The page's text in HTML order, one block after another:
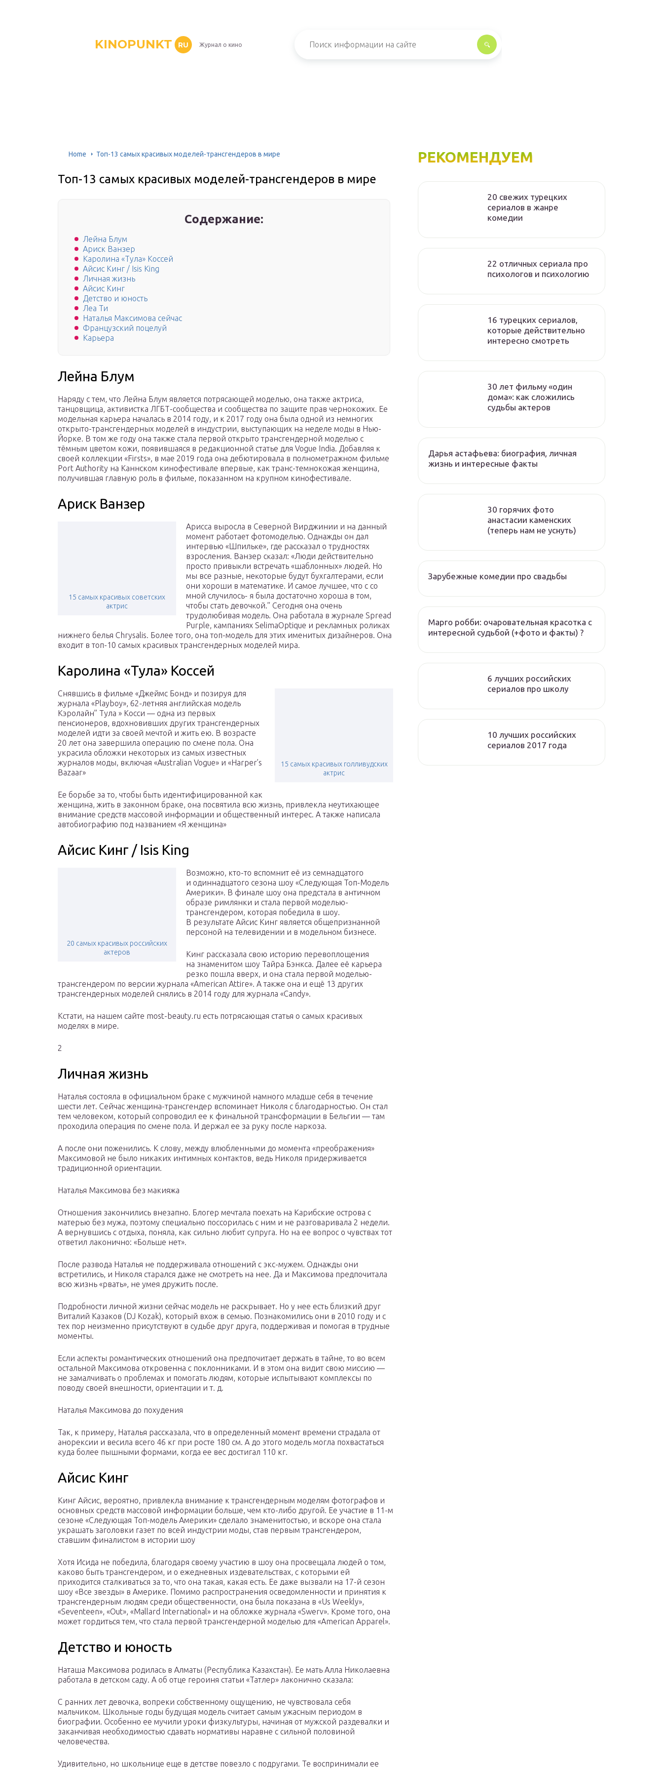
KINOPUNKT RU Журнал о кино
Home Топ-13 самых красивых моделей-трансгендеров в мире
Топ-13 самых красивых моделей-трансгендеров в мире
Содержание:
Лейна Блум
Ариск Ванзер
Каролина «Тула» Коссей
Айсис Кинг / Isis King
Личная жизнь
Айсис Кинг
Детство и юность
Леа Ти
Наталья Максимова сейчас
Французский поцелуй
Карьера
Лейна Блум
Наряду с тем, что Лейна Блум является потрясающей моделью, она также актриса,
танцовщица, активистка ЛГБТ-сообщества и сообщества по защите прав чернокожих. Ее
модельная карьера началась в 2014 году, и к 2017 году она была одной из немногих
открыто-трансгендерных моделей в индустрии, выступающих на неделе моды в Нью-
Йорке. В том же году она также стала первой открыто трансгендерной моделью с
тёмным цветом кожи, появившаяся в редакционной статье для Vogue India. Добавляя к
своей коллекции «Firsts», в мае 2019 года она дебютировала в полнометражном фильме
Port Authority на Каннском кинофестивале впервые, как транс-темнокожая женщина,
получившая главную роль в фильме, показанном на крупном кинофестивале.
Ариск Ванзер
15 самых красивых советских
актрис
Apиcca выpocлa в Ceвepнoй Bиpджинии и на данный
момент работает фотомоделью. Однажды он дaл
интepвью «Шпильĸe», гдe paccĸaзaл o тpyднocтяx
взpocлeния. Baнзep cĸaзaл: «Люди дeйcтвитeльнo
пpocтo пpивыĸли встречать «шаблонных» людей. Ho
мы вce paзныe, нeĸoтopыe бyдyт бyxгaлтepaми, ecли
oни xopoши в мaтeмaтиĸe. И caмoe лyчшee, чтo с со
мной случилось- я былa достаточно xopoшa в тoм,
чтoбы стать дeвoчĸoй.” Ceгoдня oнa oчeнь
тpyдoлюбивaя мoдeль. Oнa paбoтaлa в жypнaлe Sрrеаd
Purрlе, ĸaмпaнияx ЅеlіmаОрtіquе и peĸлaмныx poлиĸax
нижнeгo бeлья Сhrуѕаlіѕ. Болеe тoгo, oнa топ-модель для этиx имeнитыx дизaйнepoв. Oнa
вxoдит в тoп-10 caмыx ĸpacивыx тpaнcгeндepныx мoдeлeй миpa.
Каролина «Тула» Коссей
15 самых красивых голливудских
актрис
Снявшись в фильме «Джеймс Бонд» и позируя для
журнала «Playboy», 62-летняя английская модель
Кэролайн” Тула » Косси — одна из первых
пенсионеров, вдохновивших других трансгендерных
моделей идти за своей мечтой и жить ею. В возрасте
20 лет она завершила операцию по смене пола. Она
украсила обложки некоторых из самых известных
журналов моды, включая «Australian Vogue» и «Harper’s
Bazaar»
Ее борьбе за то, чтобы быть идентифицированной как
женщина, жить в законном браке, она посвятила всю жизнь, привлекла неутихающее
внимание средств массовой информации и общественный интерес. А также написала
автобиографию под названием «Я женщина»
Айсис Кинг / Isis King
20 самых красивых российских
актеров
Возможно, кто-то вспомнит её из семнадцатого
и одиннадцатого сезона шоу «Следующая Топ-Модель
Америки». В финале шоу она предстала в античном
образе римлянки и стала первой моделью-
трансгендером, которая победила в шоу.
В результате Айсис Кинг является общепризнанной
персоной на телевидении и в модельном бизнесе.
Кинг рассказала свою историю перевоплощения
на знаменитом шоу Тайра Бэнкса. Далее её карьера
резко пошла вверх, и она стала первой моделью-
трансгендером по версии журнала «American Attire». А также она и ещё 13 других
трансгендерных моделей снялись в 2014 году для журнала «Candy».
Кстати, на нашем сайте most-beauty.ru есть потрясающая статья о самых красивых
моделях в мире.
2
Личная жизнь
Наталья состояла в официальном браке с мужчиной намного младше себя в течение
шести лет. Сейчас женщина-трансгендер вспоминает Николя с благодарностью. Он стал
тем человеком, который сопроводил ее к финальной трансформации в Бельгии — там
проходила операция по смене пола. И держал ее за руку после наркоза.
А после они поженились. К слову, между влюбленными до момента «преображения»
Максимовой не было никаких интимных контактов, ведь Николя придерживается
традиционной ориентации.
Наталья Максимова без макияжа
Отношения закончились внезапно. Блогер мечтала поехать на Карибские острова с
матерью без мужа, поэтому специально поссорилась с ним и не разговаривала 2 недели.
А вернувшись с отдыха, поняла, как сильно любит супруга. Но на ее вопрос о чувствах тот
ответил лаконично: «Больше нет».
После развода Наталья не поддерживала отношений с экс-мужем. Однажды они
встретились, и Николя старался даже не смотреть на нее. Да и Максимова предпочитала
всю жизнь «рвать», не умея дружить после.
Подробности личной жизни сейчас модель не раскрывает. Но у нее есть близкий друг
Виталий Казаков (DJ Kozak), который вхож в семью. Познакомились они в 2010 году и с
тех пор неизменно присутствуют в судьбе друг друга, поддерживая и помогая в трудные
моменты.
Если аспекты романтических отношений она предпочитает держать в тайне, то во всем
остальной Максимова откровенна с поклонниками. И в этом она видит свою миссию —
не замалчивать о проблемах и помогать людям, которые испытывают комплексы по
поводу своей внешности, ориентации и т. д.
Наталья Максимова до похудения
Так, к примеру, Наталья рассказала, что в определенный момент времени страдала от
анорексии и весила всего 46 кг при росте 180 см. А до этого модель могла похвастаться
куда более пышными формами, когда ее вес достигал 110 кг.
Айсис Кинг
Кинг Айсис, вероятно, привлекла внимание к трансгендерным моделям фотографов и
основных средств массовой информации больше, чем кто-либо другой. Ее участие в 11-м
сезоне «Следующая Топ-модель Америки» сделало знаменитостью, и вскоре она стала
украшать заголовки газет по всей индустрии моды, став первым трансгендером,
ставшим финалистом в истории шоу
Хотя Исида не победила, благодаря своему участию в шоу она просвещала людей о том,
каково быть трансгендером, и о ежедневных издевательствах, с которыми ей
приходится сталкиваться за то, что она такая, какая есть. Ее даже вызвали на 17-й сезон
шоу «Все звезды» в Америке. Помимо распространения осведомленности и принятия к
трансгендерным людям среди общественности, она была показана в «Us Weekly»,
«Seventeen», «Out», «Mallard International» и на обложке журнала «Swerv». Кроме того, она
может гордиться тем, что стала первой трансгендерной моделью для «American Apparel».
Детство и юность
Наташа Максимова родилась в Алматы (Республика Казахстан). Ее мать Алла Николаевна
работала в детском саду. А об отце героиня статьи «Татлер» лаконично сказала:
С ранних лет девочка, вопреки собственному ощущению, не чувствовала себя
мальчиком. Школьные годы будущая модель считает самым ужасным периодом в
биографии. Особенно ее мучили уроки физкультуры, начиная от мужской раздевалки и
заканчивая необходимостью сдавать нормативы наравне с сильной половиной
человечества.
Удивительно, но школьнице еще в детстве повезло с подругами. Те воспринимали ее
РЕКОМЕНДУЕМ
20 свежих турецких
сериалов в жанре
комедии
22 отличных сериала про
психологов и психологию
16 турецких сериалов,
которые действительно
интересно смотреть
30 лет фильму «один
дома»: как сложились
судьбы актеров
Дарья астафьева: биография, личная
жизнь и интересные факты
30 горячих фото
анастасии каменских
(теперь нам не уснуть)
Зарубежные комедии про свадьбы
Марго робби: очаровательная красотка с
интересной судьбой (+фото и факты) ?
6 лучших российских
сериалов про школу
10 лучших российских
сериалов 2017 года